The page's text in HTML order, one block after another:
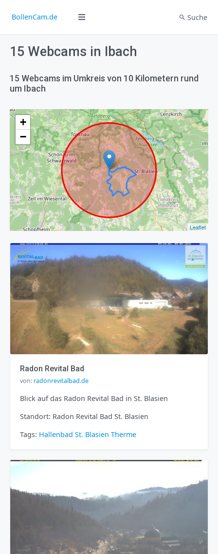
BollenCam.de Suche
15 Webcams in Ibach
15 Webcams im Umkreis von 10 Kilometern rund
um Ibach
+
−
Leaflet
Radon Revital Bad
von: radonrevitalbad.de
Blick auf das Radon Revital Bad in St. Blasien
Standort: Radon Revital Bad St. Blasien
Tags: Hallenbad St. Blasien Therme